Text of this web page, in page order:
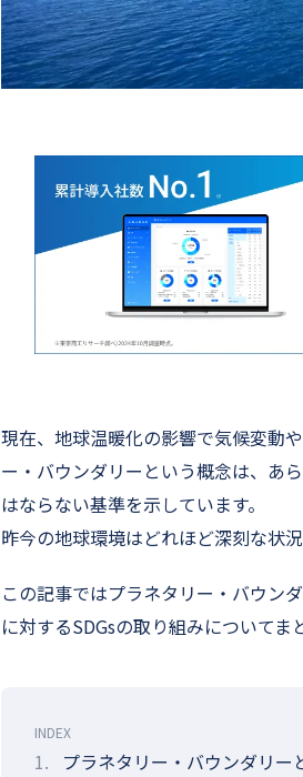
現在、地球温暖化の影響で気候変動
ー・バウンダリーという概念は、あ
はならない基準を示しています。
昨今の地球環境はどれほど深刻な状
この記事ではプラネタリー・バウン
に対するSDGsの取り組みについてま
INDEX
1.
プラネタリー・バウンダリー